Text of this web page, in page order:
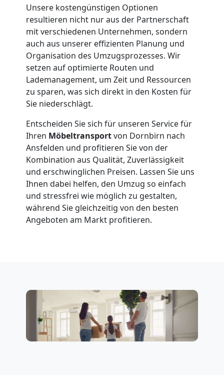
Unsere kostengünstigen Optionen
resultieren nicht nur aus der Partnerschaft
mit verschiedenen Unternehmen, sondern
auch aus unserer effizienten Planung und
Organisation des Umzugsprozesses. Wir
setzen auf optimierte Routen und
Lademanagement, um Zeit und Ressourcen
zu sparen, was sich direkt in den Kosten für
Sie niederschlägt.
Entscheiden Sie sich für unseren Service für
Ihren Möbeltransportvon Dornbirn nach
Ansfelden und profitieren Sie von der
Kombination aus Qualität, Zuverlässigkeit
und erschwinglichen Preisen. Lassen Sie uns
Ihnen dabei helfen, den Umzug so einfach
und stressfrei wie möglich zu gestalten,
während Sie gleichzeitig von den besten
Angeboten am Markt profitieren.
Senioren
Dornbirn
Fernumzug
Dornbirn
Firmenumzug
Dornbirn
Büroumzug
Expressumzug
Dornbirn